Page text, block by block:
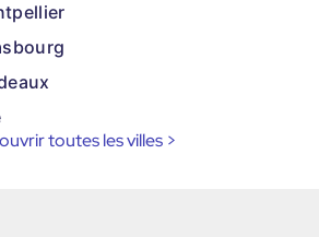
toutes les villes >